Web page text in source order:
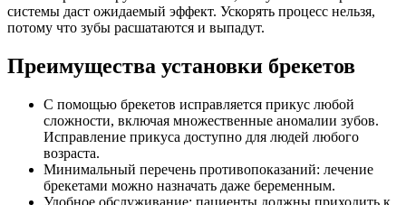
системы даст ожидаемый эффект. Ускорять процесс нельзя,
потому что зубы расшатаются и выпадут.
Преимущества установки брекетов
С помощью брекетов исправляется прикус любой
сложности, включая множественные аномалии зубов.
Исправление прикуса доступно для людей любого
возраста.
Минимальный перечень противопоказаний: лечение
брекетами можно назначать даже беременным.
Удобное обслуживание: пациенты должны приходить к